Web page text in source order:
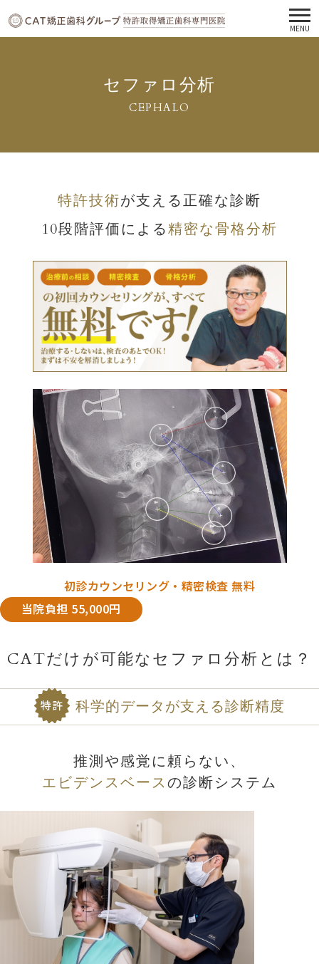
MENU
セファロ分析
CEPHALO
特許技術が支える正確な診断
10段階評価による精密な骨格分析
初診カウンセリング・精密検査 無料
当院負担 55,000円
CATだけが可能なセファロ分析とは？
特許 科学的データが支える診断精度
推測や感覚に頼らない、
エビデンスベースの診断システム